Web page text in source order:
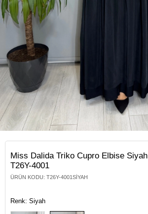
Miss Dalida Triko Cupro Elbise Siyah
T26Y-4001
ÜRÜN KODU: T26Y-4001SIYAH
Renk: Siyah